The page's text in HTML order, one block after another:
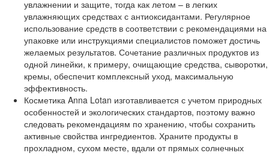
увлажнении и защите, тогда как летом – в легких
увлажняющих средствах с антиоксидантами. Регулярное
использование средств в соответствии с рекомендациями на
упаковке или инструкциями специалистов поможет достичь
желаемых результатов. Сочетание различных продуктов из
одной линейки, к примеру, очищающие средства, сыворотки,
кремы, обеспечит комплексный уход, максимальную
эффективность.
Косметика Anna Lotan изготавливается с учетом природных
особенностей и экологических стандартов, поэтому важно
следовать рекомендациям по хранению, чтобы сохранить
активные свойства ингредиентов. Храните продукты в
прохладном, сухом месте, вдали от прямых солнечных